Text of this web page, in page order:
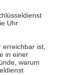
Uhr
erreichbar ist,
in einer
warum